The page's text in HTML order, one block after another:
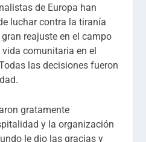
de Europa han
luchar contra la tiranía
reajuste en el campo
comunitaria en el
las decisiones fueron
gratamente
y la organización
le dio las gracias y